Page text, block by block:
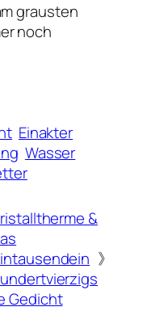
grausten
noch
Einakter
Wasser
&
Gedicht
》